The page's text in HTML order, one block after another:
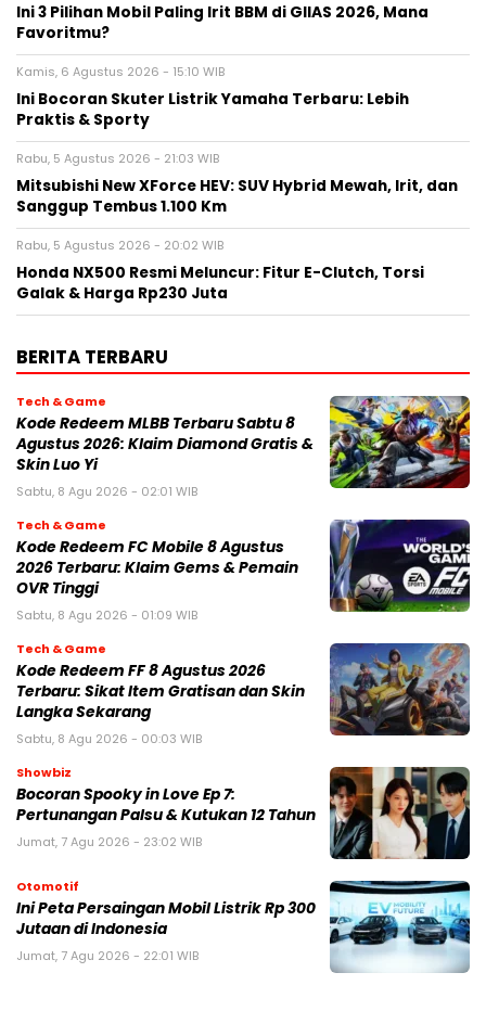
Ini 3 Pilihan Mobil Paling Irit BBM di GIIAS 2026, Mana
Favoritmu?
Kamis, 6 Agustus 2026 - 15:10 WIB
Ini Bocoran Skuter Listrik Yamaha Terbaru: Lebih
Praktis & Sporty
Rabu, 5 Agustus 2026 - 21:03 WIB
Mitsubishi New XForce HEV: SUV Hybrid Mewah, Irit, dan
Sanggup Tembus 1.100 Km
Rabu, 5 Agustus 2026 - 20:02 WIB
Honda NX500 Resmi Meluncur: Fitur E-Clutch, Torsi
Galak & Harga Rp230 Juta
BERITA TERBARU
Tech & Game
Kode Redeem MLBB Terbaru Sabtu 8
Agustus 2026: Klaim Diamond Gratis &
Skin Luo Yi
Sabtu, 8 Agu 2026 - 02:01 WIB
Tech & Game
Kode Redeem FC Mobile 8 Agustus
2026 Terbaru: Klaim Gems & Pemain
OVR Tinggi
Sabtu, 8 Agu 2026 - 01:09 WIB
Tech & Game
Kode Redeem FF 8 Agustus 2026
Terbaru: Sikat Item Gratisan dan Skin
Langka Sekarang
Sabtu, 8 Agu 2026 - 00:03 WIB
Showbiz
Bocoran Spooky in Love Ep 7:
Pertunangan Palsu & Kutukan 12 Tahun
Jumat, 7 Agu 2026 - 23:02 WIB
Otomotif
Ini Peta Persaingan Mobil Listrik Rp 300
Jutaan di Indonesia
Jumat, 7 Agu 2026 - 22:01 WIB